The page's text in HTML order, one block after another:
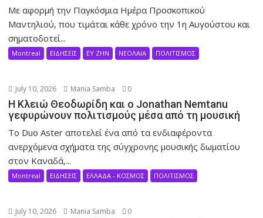
Με αφορμή την Παγκόσμια Ημέρα Προσκοπικού
Μαντηλιού, που τιμάται κάθε χρόνο την 1η Αυγούστου και
σηματοδοτεί...
Montreal ΕΙΔΗΣΕΙΣ ΕΥ ΖΗΝ ΝΕΟΛΑΙΑ ΠΟΛΙΤΙΣΜΟΣ
July 10, 2026 Mania Samba 0
Η Κλειώ Θεοδωρίδη και ο Jonathan Nemtanu
γεφυρώνουν πολιτισμούς μέσα από τη μουσική
Το Duo Aster αποτελεί ένα από τα ενδιαφέροντα
ανερχόμενα σχήματα της σύγχρονης μουσικής δωματίου
στον Καναδά,...
Montreal ΕΙΔΗΣΕΙΣ ΕΛΛΑΔΑ - ΚΟΣΜΟΣ ΠΟΛΙΤΙΣΜΟΣ
July 10, 2026 Mania Samba 0